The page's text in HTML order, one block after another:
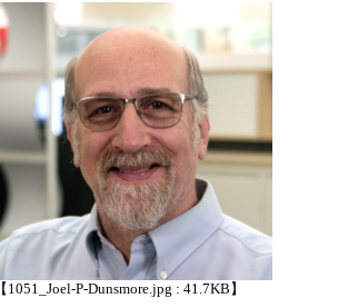
【1051_Joel-P-Dunsmore.jpg : 41.7KB】